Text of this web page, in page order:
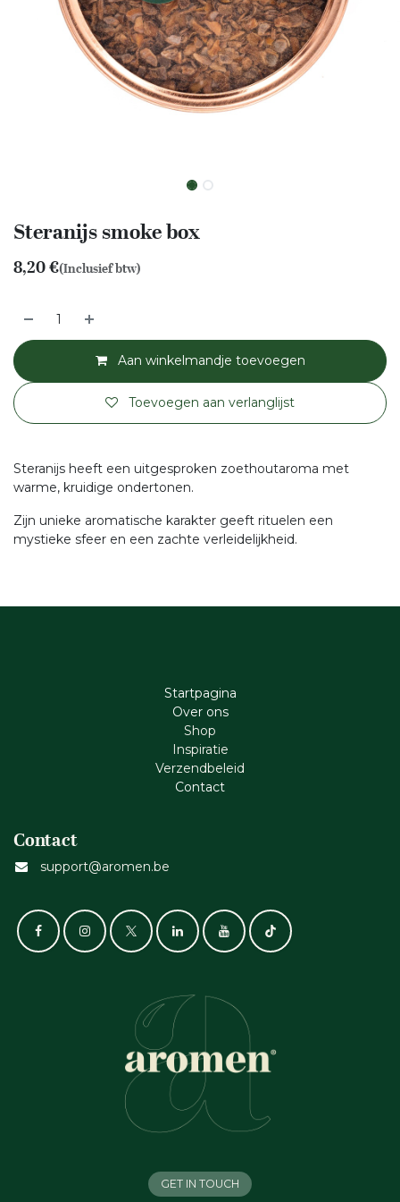
Steranijs smoke box
8,20€(Inclusief btw)
Aan winkelmandje toevoegen
Toevoegen aan verlanglijst
Steranijs heeft een uitgesproken zoethoutaroma met
warme, kruidige ondertonen.
Zijn unieke aromatische karakter geeft rituelen een
mystieke sfeer en een zachte verleidelijkheid.
Startpagina
Ove​r​ ons
Shop
Inspiratie
Verzendbeleid
Cont​act
Contact
support@aromen.be
GET IN TOUCH